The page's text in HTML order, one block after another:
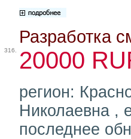
316.
Разработка
20000
регион:
Николаевна ,
последнее